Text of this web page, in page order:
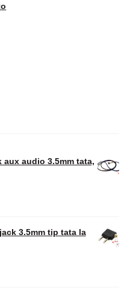
aux audio 3.5mm tata,
3.5mm tip tata la